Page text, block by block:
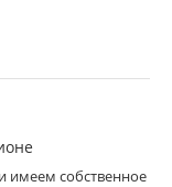
имеем собственное